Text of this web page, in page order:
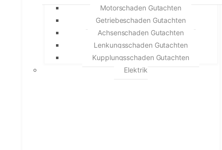
Motorschaden Gutachten
Getriebeschaden Gutachten
Achsenschaden Gutachten
Lenkungsschaden Gutachten
Kupplungsschaden Gutachten
Elektrik